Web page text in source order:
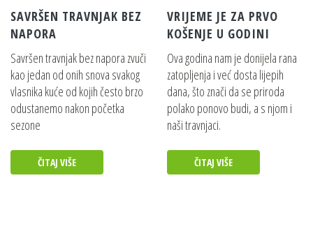
SAVRŠEN TRAVNJAK BEZ
NAPORA
Savršen travnjak bez napora zvuči
kao jedan od onih snova svakog
vlasnika kuće od kojih često brzo
odustanemo nakon početka
sezone
ČITAJ VIŠE
VRIJEME JE ZA PRVO
KOŠENJE U GODINI
Ova godina nam je donijela rana
zatopljenja i već dosta lijepih
dana, što znači da se priroda
polako ponovo budi, a s njom i
naši travnjaci.
ČITAJ VIŠE